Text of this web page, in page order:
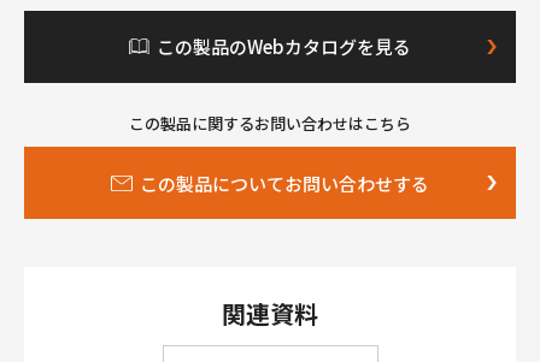
この製品のWebカタログを見る
この製品に関するお問い合わせはこちら
この製品についてお問い合わせする
関連資料